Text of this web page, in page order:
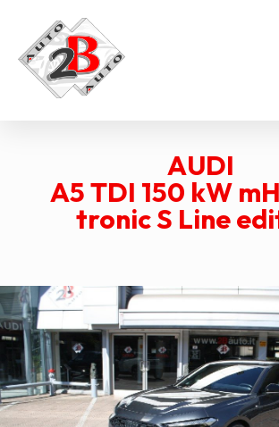
AUDI
A5 TDI 150 kW
tronic S Line